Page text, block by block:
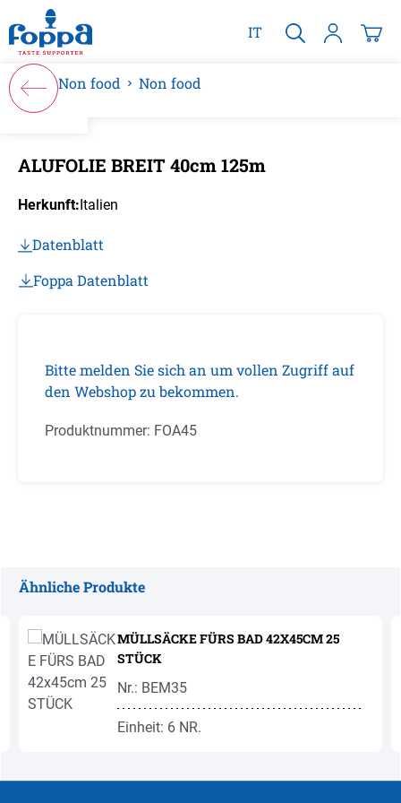
springen
IT
Non food Non food
ALUFOLIE BREIT 40cm 125m
Herkunft:Italien
Datenblatt
Foppa Datenblatt
Bitte melden Sie sich an um vollen Zugriff auf
den Webshop zu bekommen.
Produktnummer: FOA45
Ähnliche Produkte
MÜLLSÄCKE FÜRS BAD 42X45CM 25
STÜCK
Nr.: BEM35
Einheit: 6 NR.